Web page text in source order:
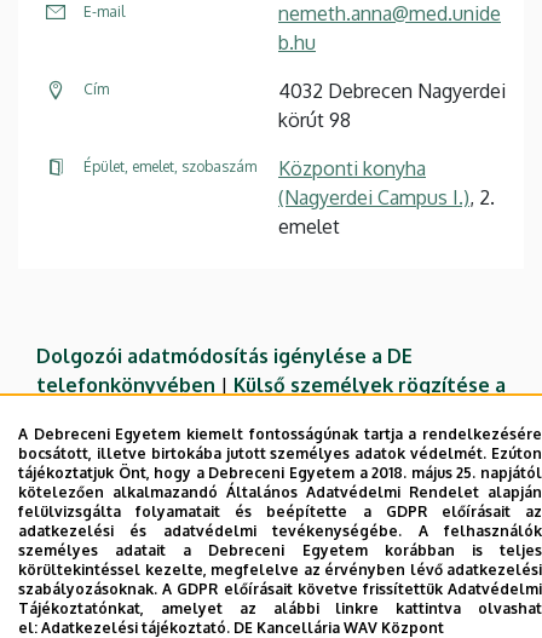
E-mail
nemeth.anna@med.unide
b.hu
Cím
4032 Debrecen Nagyerdei
körút 98
Épület, emelet, szobaszám
Központi konyha
(Nagyerdei Campus I.), 2.
emelet
Dolgozói adatmódosítás igénylése a DE
telefonkönyvében | Külső személyek rögzítése a
A Debreceni Egyetem kiemelt fontosságúnak tartja a rendelkezésére
bocsátott, illetve birtokába jutott személyes adatok védelmét. Ezúton
tájékoztatjuk Önt, hogy a Debreceni Egyetem a 2018. május 25. napjától
kötelezően alkalmazandó Általános Adatvédelmi Rendelet alapján
felülvizsgálta folyamatait és beépítette a GDPR előírásait az
adatkezelési és adatvédelmi tevékenységébe. A felhasználók
személyes adatait a Debreceni Egyetem korábban is teljes
körültekintéssel kezelte, megfelelve az érvényben lévő adatkezelési
szabályozásoknak. A GDPR előírásait követve frissítettük Adatvédelmi
Tájékoztatónkat, amelyet az alábbi linkre kattintva olvashat
el: Adatkezelési tájékoztató. DE Kancellária WAV Központ